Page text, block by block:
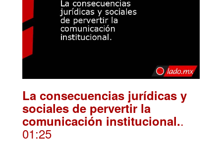
La consecuencias jurídicas y
sociales de pervertir la
comunicación institucional..
01:25